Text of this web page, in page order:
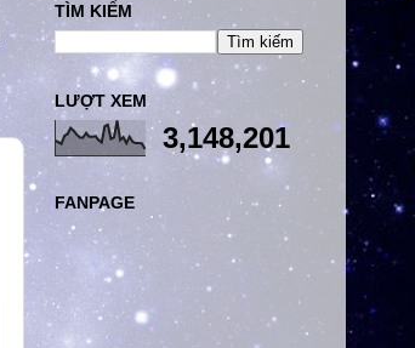
TÌM KIẾM
LƯỢT XEM
3,148,201
FANPAGE